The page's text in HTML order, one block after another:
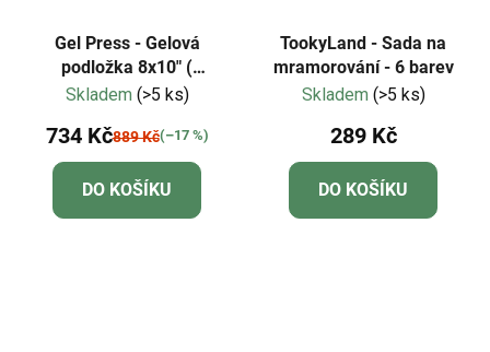
Gel Press - Gelová
podložka 8x10" (
20,32x25,4cm)
Skladem (>5 ks)
734 Kč889 Kč(–17 %)
DO KOŠÍKU
TookyLand - Sada na
mramorování - 6 barev
Skladem (>5 ks)
289 Kč
DO KOŠÍKU